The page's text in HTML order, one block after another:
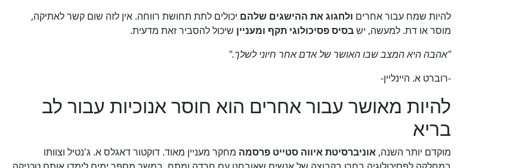
להיות שמח עבור אחרים ולחגוג את ההישגים שלהם יכולים לתת תחושת רווחה. אין לזה שום קשר לאתיקה,
מוסר או דת. למעשה, ישבסיס פסיכולוגי תקף ומעניין שיכול להסביר זאת מדעית.
"אהבה היא המצב שבו האושר של אדם אחר חיוני לשלך."
-רוברט א. היינליין-
להיות מאושר עבור אחרים הוא חוסר אנוכיות עבור לב
בריא
מוקדם יותר השנה, אוניברסיטת איווה סטייט פרסמה מחקר מעניין מאוד. דוקטור דאגלס א. ג'נטיל וצוותו